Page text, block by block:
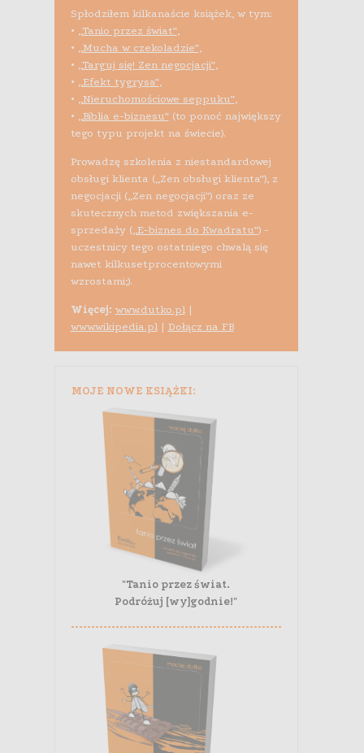
Spłodziłem kilkanaście książek, w tym:
• „Tanio przez świat”,
• „Mucha w czekoladzie”,
• „Targuj się! Zen negocjacji”,
• „Efekt tygrysa”,
• „Nieruchomościowe seppuku”,
• „Biblia e-biznesu”(to ponoć największy
tego typu projekt na świecie).
Prowadzę szkolenia z niestandardowej
obsługi klienta („Zen obsługi klienta”), z
negocjacji („Zen negocjacji”) oraz ze
skutecznych metod zwiększania e-
sprzedaży („E-biznes do Kwadratu”) -
uczestnicy tego ostatniego chwalą się
nawet kilkusetprocentowymi
wzrostami;).
Więcej: www.dutko.pl|
www.wikipedia.pl| Dołącz na FB
MOJE NOWE KSIĄŻKI:
"Tanio przez świat.
Podróżuj [wy]godnie!"